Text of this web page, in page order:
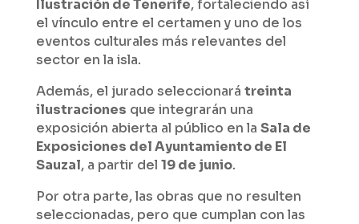
Ilustración de Tenerife, fortaleciendo así
el vínculo entre el certamen y uno de los
eventos culturales más relevantes del
sector en la isla.
Además, el jurado seleccionará treinta
ilustraciones que integrarán una
exposición abierta al público en la Sala de
Exposiciones del Ayuntamiento de El
Sauzal, a partir del 19 de junio.
Por otra parte, las obras que no resulten
seleccionadas, pero que cumplan con las